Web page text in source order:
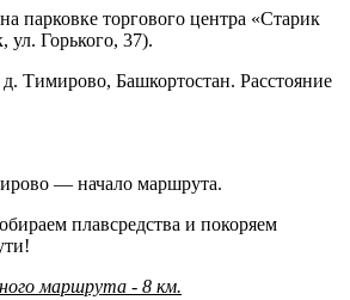
парковке торгового центра «Старик
ул. Горького, 37).
Тимирово, Башкортостан. Расстояние
— начало маршрута.
плавсредства и покоряем
маршрута - 8 км.